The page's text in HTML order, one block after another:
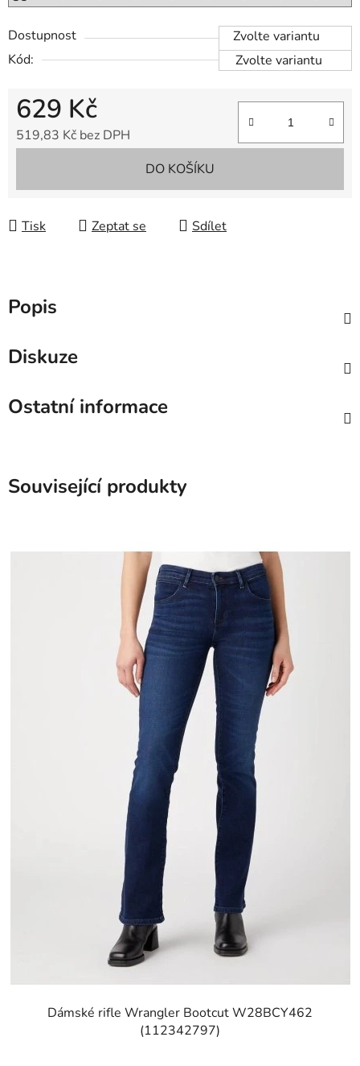
Dostupnost
Zvolte variantu
Kód:
Zvolte variantu
629 Kč
519,83 Kč bez DPH
DO KOŠÍKU
Tisk Zeptat se Sdílet
Popis
Diskuze
Ostatní informace
Související produkty
Dámské rifle Wrangler Bootcut W28BCY462
(112342797)